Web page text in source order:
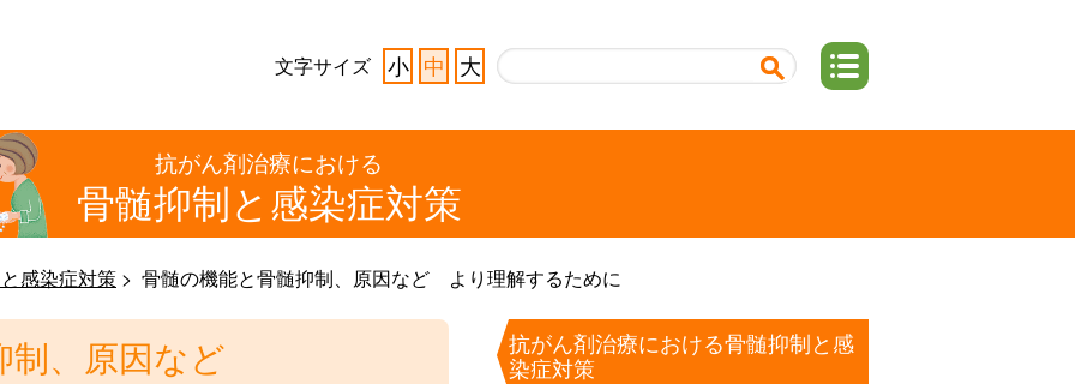
文字サイズ 小 中 大
抗がん剤治療における
骨髄抑制と感染症対策
感染症対策 骨髄の機能と骨髄抑制、原因など より理解するために
制、原因など
抗がん剤治療における骨髄抑制と感
染症対策